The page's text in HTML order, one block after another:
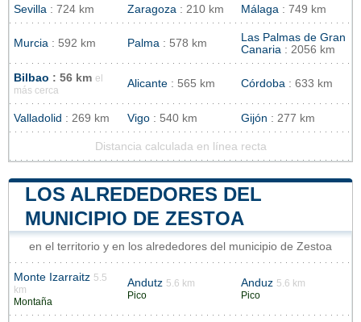
Sevilla : 724 km Zaragoza : 210 km Málaga : 749 km
Murcia : 592 km Palma : 578 km
Las Palmas de Gran
Canaria : 2056 km
Bilbao : 56 km el
más cerca
Alicante : 565 km Córdoba : 633 km
Valladolid : 269 km Vigo : 540 km Gijón : 277 km
Distancia calculada en línea recta
LOS ALREDEDORES DEL
MUNICIPIO DE ZESTOA
en el territorio y en los alrededores del municipio de Zestoa
Monte Izarraitz 5.5
km
Montaña
Andutz 5.6 km
Pico
Anduz 5.6 km
Pico